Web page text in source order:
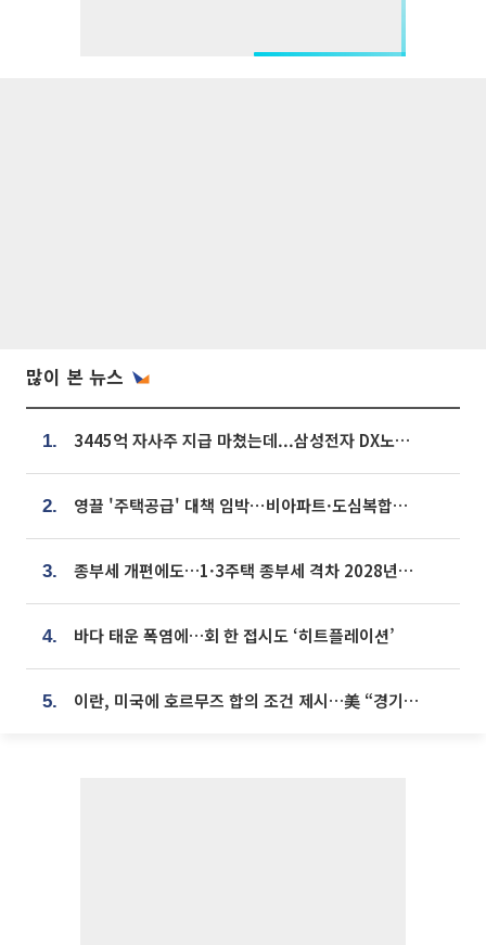
많이 본 뉴스
1. 3445억 자사주 지급 마쳤는데...삼성전자 DX노조, 뒤늦은 '떼쓰기 집회'
2. 영끌 '주택공급' 대책 임박⋯비아파트·도심복합까지 총동원
3. 종부세 개편에도…1·3주택 종부세 격차 2028년부터 확대
4. 바다 태운 폭염에…회 한 접시도 ‘히트플레이션’
5. 이란, 미국에 호르무즈 합의 조건 제시…美 “경기 아직 안 끝나” [종합]